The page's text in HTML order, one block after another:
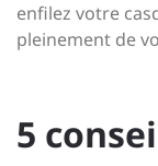
enfilez votre
pleinement de
5